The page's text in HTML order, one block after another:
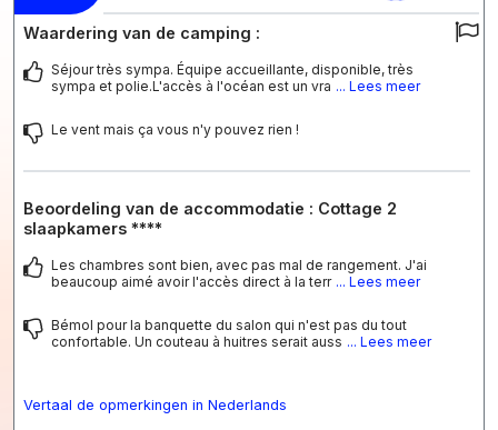
Waardering van de camping :
Séjour très sympa. Équipe accueillante, disponible, très
sympa et polie.L'accès à l'océan est un vra ... Lees meer
Le vent mais ça vous n'y pouvez rien !
Beoordeling van de accommodatie : Cottage 2
slaapkamers ****
Les chambres sont bien, avec pas mal de rangement. J'ai
beaucoup aimé avoir l'accès direct à la terr ... Lees meer
Bémol pour la banquette du salon qui n'est pas du tout
confortable. Un couteau à huitres serait auss ... Lees meer
Vertaal de opmerkingen in Nederlands